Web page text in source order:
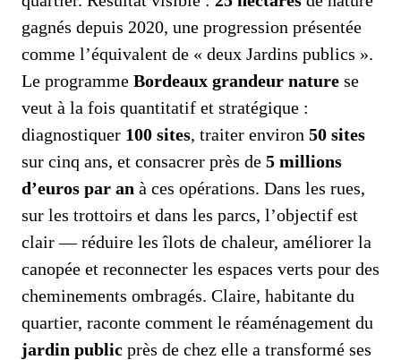
gagnés depuis 2020, une progression présentée
comme l’équivalent de « deux Jardins publics ».
Le programme Bordeaux grandeur nature se
veut à la fois quantitatif et stratégique :
diagnostiquer 100 sites, traiter environ 50 sites
sur cinq ans, et consacrer près de 5 millions
d’euros par an à ces opérations. Dans les rues,
sur les trottoirs et dans les parcs, l’objectif est
clair — réduire les îlots de chaleur, améliorer la
canopée et reconnecter les espaces verts pour des
cheminements ombragés. Claire, habitante du
quartier, raconte comment le réaménagement du
jardin public près de chez elle a transformé ses